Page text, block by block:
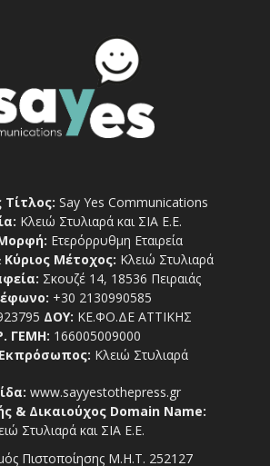
Τίτλος: Say Yes Communications
Κλειώ Στυλιαρά και ΣΙΑ Ε.Ε.
Ετερόρρυθμη Εταιρεία
Κύριος Μέτοχος: Κλειώ Στυλιαρά
Σκουζέ 14, 18536 Πειραιάς
+30 2130990585
ΔΟΥ: ΚΕ.ΦΟ.ΔΕ ΑΤΤΙΚΗΣ
ΓΕΜΗ: 166005009000
Κλειώ Στυλιαρά
www.sayyestothepress.gr
& Δικαιούχος Domain Name:
Στυλιαρά και ΣΙΑ Ε.Ε.
Πιστοποίησης Μ.Η.Τ. 252127